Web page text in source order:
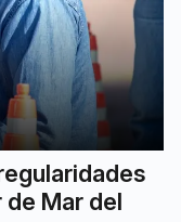
Mar del